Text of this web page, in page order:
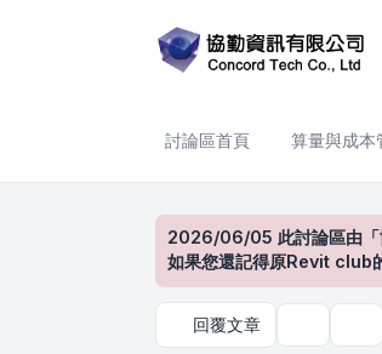
討論區首頁 算量與成本
2026/06/05 此討論區由「
如果您還記得原Revit club
回覆文章